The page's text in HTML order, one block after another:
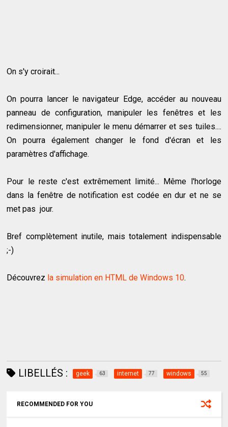
On s'y croirait...
On pourra lancer le navigateur Edge, accéder au nouveau
panneau de configuration, manipuler les fenêtres et les
redimensionner, manipuler le menu démarrer et ses tuiles....
On pourra également changer le fond d'écran et les
paramètres d'affichage.
Pour le reste c'est extrêmement limité... Même l'horloge
dans la fenêtre de notification est codée en dur et ne se
met pas jour.
Bref complètement inutile, mais totalement indispensable
;-)
Découvrez la simulation en HTML de Windows 10.
LIBELLÉS : geek 63 internet 77 windows 55
RECOMMENDED FOR YOU